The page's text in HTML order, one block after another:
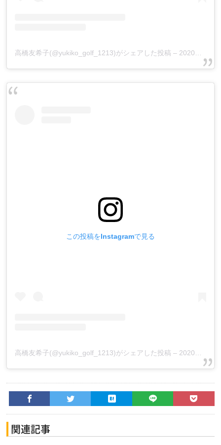
高橋友希子(@yukiko_golf_1213)がシェアした投稿 – 2020年 6月月30日午後8時05分PDT
この投稿をInstagramで見る
高橋友希子(@yukiko_golf_1213)がシェアした投稿 – 2020年 7月月1日午後5時18分PDT
関連記事